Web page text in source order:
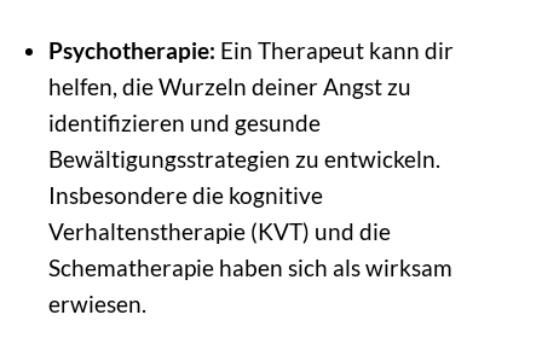
Psychotherapie: Ein Therapeut kann dir
helfen, die Wurzeln deiner Angst zu
identifizieren und gesunde
Bewältigungsstrategien zu entwickeln.
Insbesondere die kognitive
Verhaltenstherapie (KVT) und die
Schematherapie haben sich als wirksam
erwiesen.